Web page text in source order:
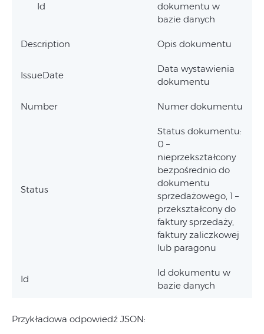
Id
dokumentu w
bazie danych
Description Opis dokumentu
IssueDate
Data wystawienia
dokumentu
Number Numer dokumentu
Status
Status dokumentu:
0 –
nieprzekształcony
bezpośrednio do
dokumentu
sprzedażowego, 1 –
przekształcony do
faktury sprzedaży,
faktury zaliczkowej
lub paragonu
Id
Id dokumentu w
bazie danych
Przykładowa odpowiedź JSON: